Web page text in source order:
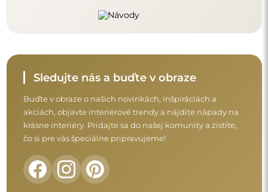
Sledujte nás a buďte v obraze
Buďte v obraze o našich novinkách, inšpiráciách a
akciách, objavte interiérové trendy a nájdite nápady na
krásne interiéry. Pridajte sa do našej komunity a zistite,
čo si pre vás špeciálne pripravujeme!